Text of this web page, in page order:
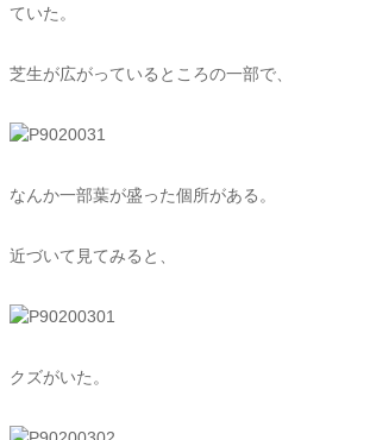
ていた。
芝生が広がっているところの一部で、
なんか一部葉が盛った個所がある。
近づいて見てみると、
クズがいた。